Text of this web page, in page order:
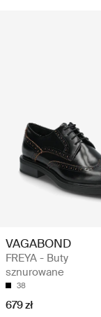
VAGABOND
FREYA - Buty
sznurowane
38
679 zł